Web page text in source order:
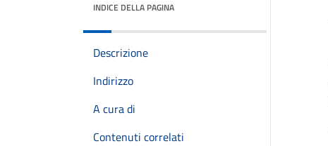
INDICE DELLA PAGINA
Descrizione
Indirizzo
A cura di
Contenuti correlati